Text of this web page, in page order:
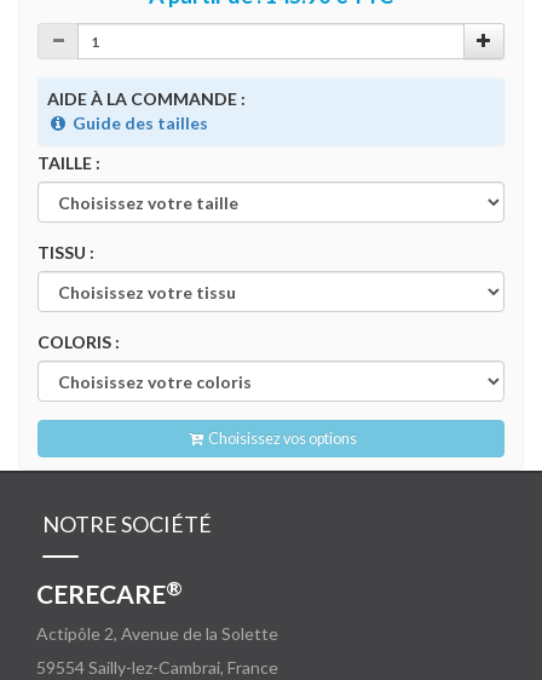
AIDE À LA COMMANDE :
Guide des tailles
TAILLE :
TISSU :
COLORIS :
Choisissez vos options
NOTRE SOCIÉTÉ
CERECARE®
Actipôle 2, Avenue de la Solette
59554Sailly-lez-Cambrai, France